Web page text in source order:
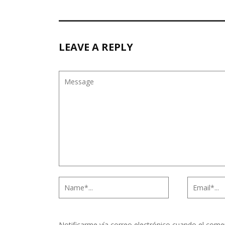
LEAVE A REPLY